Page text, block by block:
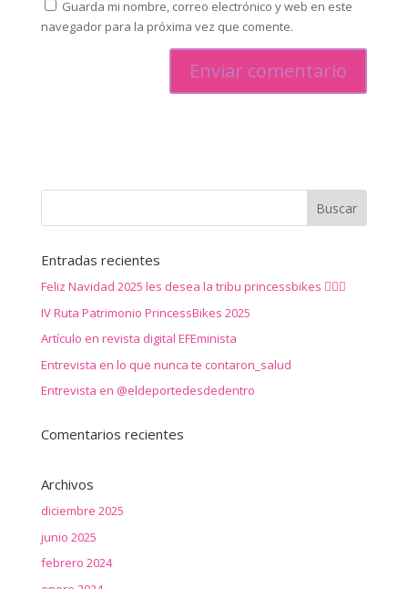
Guarda mi nombre, correo electrónico y web en este
navegador para la próxima vez que comente.
Entradas recientes
Feliz Navidad 2025 les desea la tribu princessbikes 🚴‍♀️✨
IV Ruta Patrimonio PrincessBikes 2025
Artículo en revista digital EFEminista
Entrevista en lo que nunca te contaron_salud
Entrevista en @eldeportedesdedentro
Comentarios recientes
Archivos
diciembre 2025
junio 2025
febrero 2024